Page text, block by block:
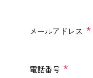
メールアドレス *
電話番号 *